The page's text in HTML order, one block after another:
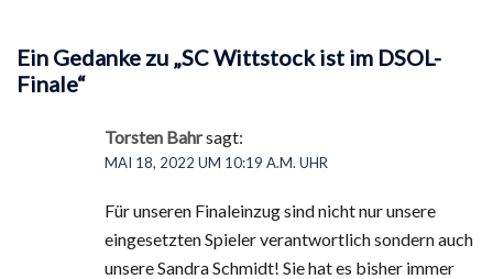
Ein Gedanke zu „SC Wittstock ist im DSOL-
Finale“
Torsten Bahrsagt:
MAI 18, 2022 UM 10:19 A.M. UHR
Für unseren Finaleinzug sind nicht nur unsere
eingesetzten Spieler verantwortlich sondern auch
unsere Sandra Schmidt! Sie hat es bisher immer